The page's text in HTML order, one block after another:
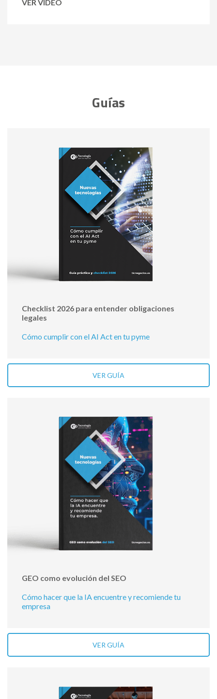
VER VIDEO
Guías
Checklist 2026 para entender obligaciones
legales
Cómo cumplir con el AI Act en tu pyme
VER GUÍA
GEO como evolución del SEO
Cómo hacer que la IA encuentre y recomiende tu
empresa
VER GUÍA